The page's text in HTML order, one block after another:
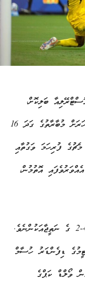
ބަލިކޮށް،
މިސްރުން އެ ގައުމުގެ ތާރީޚުގައި ފުރަތަމަ ފަހަރަށް މުބާރާތުގެ ގަދަ 16
ފުރިހަމަ ވަގުތާއި
އިން ދެ ޓީމު އެއްވަރުވެފައި އޮތުމުން،
ޕެނަލްޓީ ޝޫޓްއައުޓްގައި މިސްރުން ކުރިހޯދީ 4-2 ގެ ނަތީޖާއަކުންނެވެ.
ޑިފެންޑަރު ހުސާމް
ވޯލްޑް ކަޕްގެ